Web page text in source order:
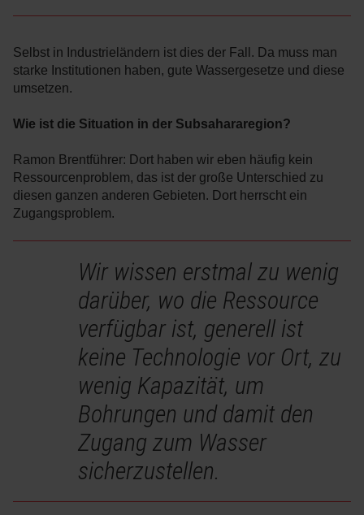
Selbst in Industrieländern ist dies der Fall. Da muss man
starke Institutionen haben, gute Wassergesetze und diese
umsetzen.
Wie ist die Situation in der Subsahararegion?
Ramon Brentführer: Dort haben wir eben häufig kein
Ressourcenproblem, das ist der große Unterschied zu
diesen ganzen anderen Gebieten. Dort herrscht ein
Zugangsproblem.
Wir wissen erstmal zu wenig
darüber, wo die Ressource
verfügbar ist, generell ist
keine Technologie vor Ort, zu
wenig Kapazität, um
Bohrungen und damit den
Zugang zum Wasser
sicherzustellen.